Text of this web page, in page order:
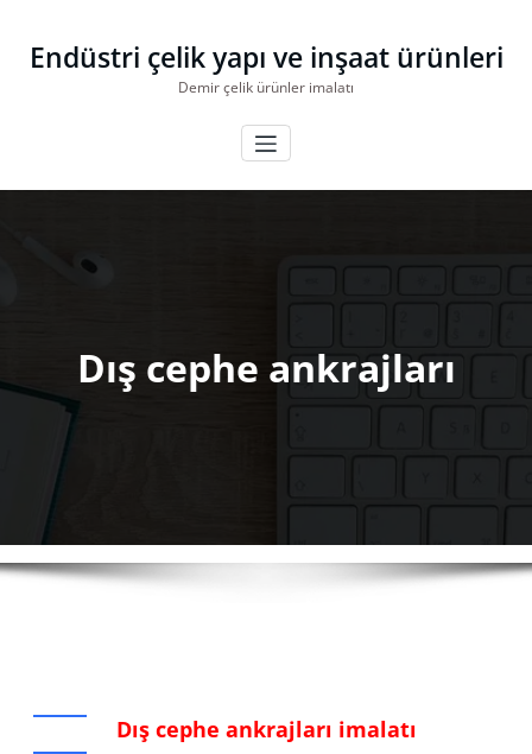
Endüstri çelik yapı ve inşaat ürünleri
Demir çelik ürünler imalatı
Dış cephe ankrajları
Dış cephe ankrajları imalatı